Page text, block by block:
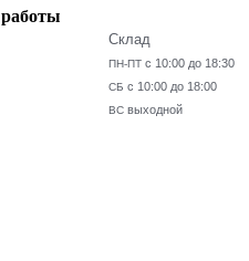
Склад
ПН-ПТ с 10:00 до 18:30
СБ с 10:00 до 18:00
ВС выходной